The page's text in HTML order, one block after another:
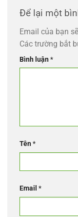
Để lại một
Email của bạn
Các trường bắt
Bình luận*
Tên*
Email *